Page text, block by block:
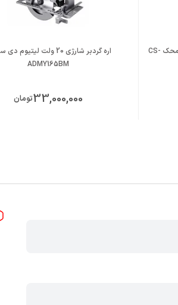
قفل کن شفت به منظور سهولت در
اره گرد بر شارژی 20 ولت بدون باتری محک CS-
اره گردبر شارژی 20 ولت
ADMY165BM
33,000,000تومان